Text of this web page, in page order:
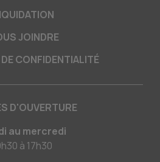
JOINDRE
CONFIDENTIALITÉ
D'OUVERTURE
au mercredi
à 17h30